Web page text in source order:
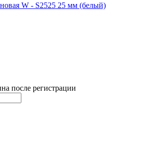
W - S2525 25 мм (белый)
после регистрации